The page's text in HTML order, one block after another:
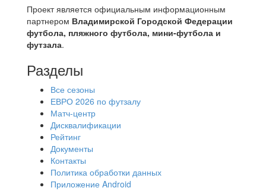
Проект является официальным информационным
партнером Владимирской Городской Федерации
футбола, пляжного футбола, мини-футбола и
футзала.
Разделы
Все сезоны
ЕВРО 2026 по футзалу
Матч-центр
Дисквалификации
Рейтинг
Документы
Контакты
Политика обработки данных
Приложение Android